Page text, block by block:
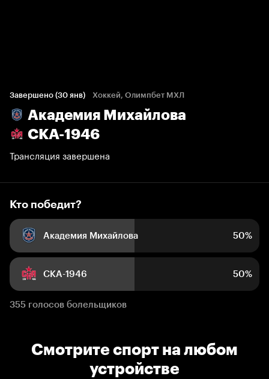
Завершено (30 янв) Хоккей, Олимпбет МХЛ
Академия Михайлова
СКА-1946
Трансляция завершена
50% 50%
Кто победит?
Академия Михайлова 50%
СКА-1946 50%
355 голосов болельщиков
Смотрите спорт на любом
устройстве